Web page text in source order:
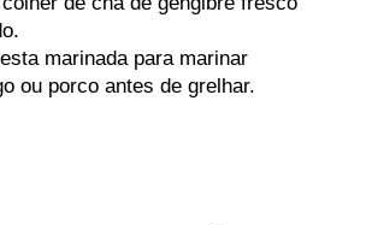
marinada para marinar
ou porco antes de grelhar.